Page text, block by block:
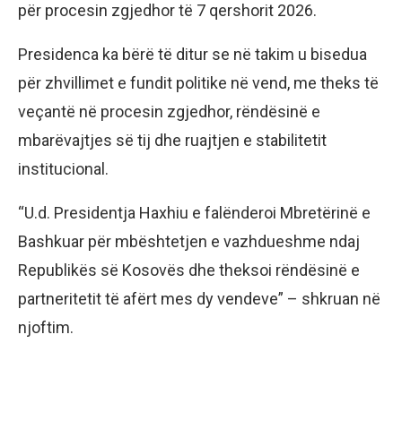
për procesin zgjedhor të 7 qershorit 2026.
Presidenca ka bërë të ditur se në takim u bisedua
për zhvillimet e fundit politike në vend, me theks të
veçantë në procesin zgjedhor, rëndësinë e
mbarëvajtjes së tij dhe ruajtjen e stabilitetit
institucional.
“U.d. Presidentja Haxhiu e falënderoi Mbretërinë e
Bashkuar për mbështetjen e vazhdueshme ndaj
Republikës së Kosovës dhe theksoi rëndësinë e
partneritetit të afërt mes dy vendeve” – shkruan në
njoftim.